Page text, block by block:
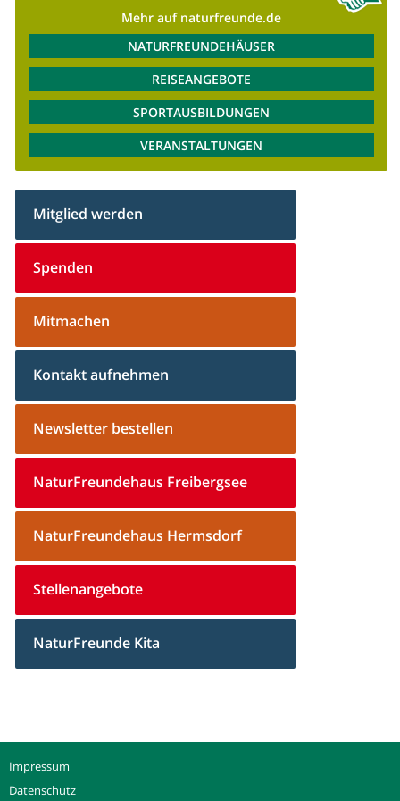
Mehr auf naturfreunde.de
NATURFREUNDEHÄUSER
REISEANGEBOTE
SPORTAUSBILDUNGEN
VERANSTALTUNGEN
Mitglied werden
Spenden
Mitmachen
Kontakt aufnehmen
Newsletter bestellen
NaturFreundehaus Freibergsee
NaturFreundehaus Hermsdorf
Stellenangebote
NaturFreunde Kita
Impressum
Datenschutz